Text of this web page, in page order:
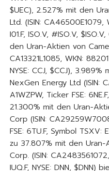
$UEC), 2.527% mit den
Ltd. (ISIN: CA46500E1079,
I01.F, ISO.V, #ISO.V,
den Uran-Aktien von
CA13321L1085, WKN:
NYSE: CCJ, $CCJ),
NexGen Energy Ltd (ISIN:
A1WZPW, Ticker FSE:
21.300% mit den Uran-
Corp (ISIN:
FSE: 6TU.F, Symbol TSXV:
zu 37.807% mit den
Corp. (ISIN:
IUQ.F, NYSE: DNN, $DNN)